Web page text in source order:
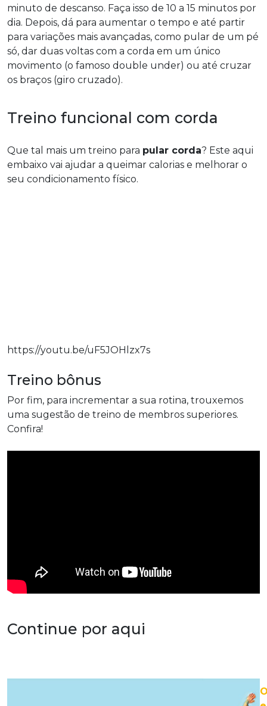
minuto de descanso. Faça isso de 10 a 15 minutos por
dia. Depois, dá para aumentar o tempo e até partir
para variações mais avançadas, como pular de um pé
só, dar duas voltas com a corda em um único
movimento (o famoso double under) ou até cruzar
os braços (giro cruzado).
Treino funcional com corda
Que tal mais um treino para pular corda? Este aqui
embaixo vai ajudar a queimar calorias e melhorar o
seu condicionamento físico.
https://youtu.be/uF5JOHlzx7s
Treino bônus
Por fim, para incrementar a sua rotina, trouxemos
uma sugestão de treino de membros superiores.
Confira!
Continue por aqui